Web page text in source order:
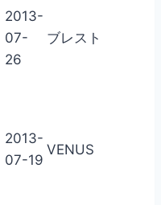
2013-
07-
26
ブレスト
2013-
07-19
VENUS